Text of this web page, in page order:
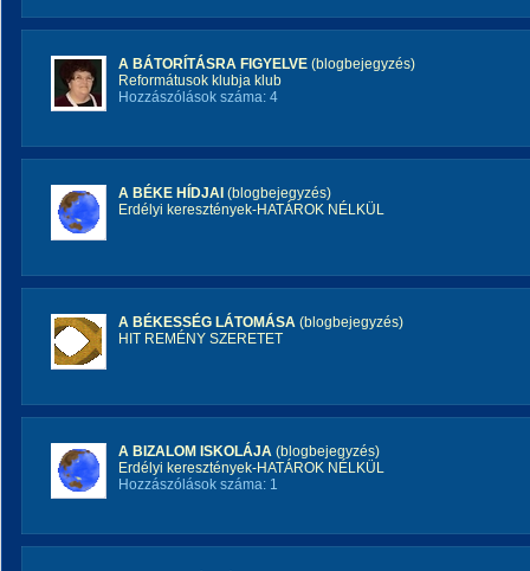
A BÁTORÍTÁSRA FIGYELVE (blogbejegyzés)
Reformátusok klubja klub
Hozzászólások száma: 4
A BÉKE HÍDJAI (blogbejegyzés)
Erdélyi keresztények-HATÁROK NÉLKÜL
A BÉKESSÉG LÁTOMÁSA (blogbejegyzés)
HIT REMÉNY SZERETET
A BIZALOM ISKOLÁJA (blogbejegyzés)
Erdélyi keresztények-HATÁROK NÉLKÜL
Hozzászólások száma: 1